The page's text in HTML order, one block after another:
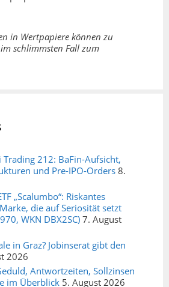
in Wertpapiere können zu
schlimmsten Fall zum
212: BaFin-Aufsicht,
und Pre-IPO-Orders 8.
„Scalumbo“: Riskantes
die auf Seriosität setzt
WKN DBX2SC) 7. August
in Graz? Jobinserat gibt den
2026
Antwortzeiten, Sollzinsen
im Überblick 5. August 2026